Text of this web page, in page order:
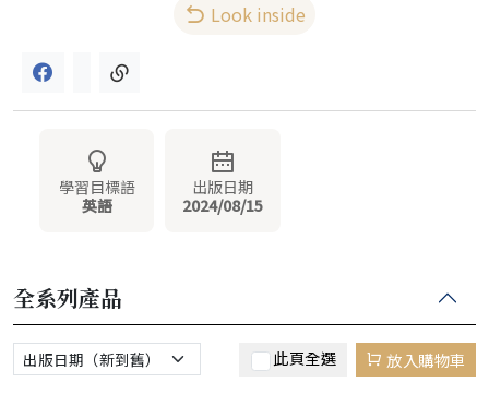
Look inside
學習目標語
英語
出版日期
2024/08/15
全系列產品
此頁全選 放入購物車